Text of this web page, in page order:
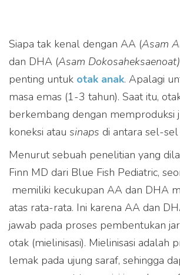
Siapa tak kenal dengan AA (Asam
dan DHA (Asam Dokosaheksaenoat)
penting untuk otak anak. Apalagi
masa emas (1-3 tahun). Saat itu,
berkembang dengan memproduksi
koneksi atau sinaps di antara sel-
Menurut sebuah penelitian yang
Finn MD dari Blue Fish Pediatric,
memiliki kecukupan AA dan DHA
atas rata-rata. Ini karena AA dan
jawab pada proses pembentukan
otak (mielinisasi). Mielinisasi adalah
lemak pada ujung saraf, sehingga